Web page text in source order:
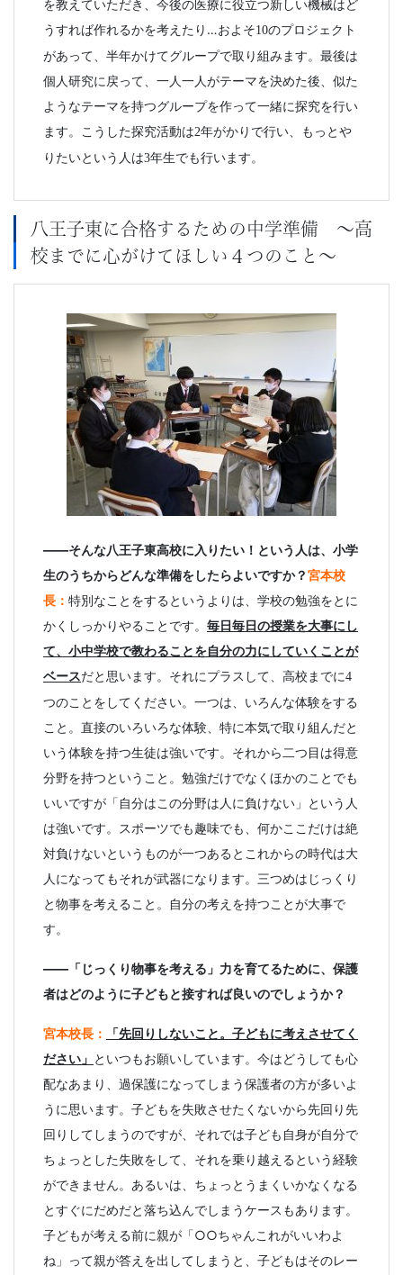
を教えていただき、今後の医療に役立つ新しい機械はど
うすれば作れるかを考えたり…およそ10のプロジェクト
があって、半年かけてグループで取り組みます。最後は
個人研究に戻って、一人一人がテーマを決めた後、似た
ようなテーマを持つグループを作って一緒に探究を行い
ます。こうした探究活動は2年がかりで行い、もっとや
りたいという人は3年生でも行います。
八王子東に合格するための中学準備 ～高
校までに心がけてほしい４つのこと～
――そんな八王子東高校に入りたい！という人は、小学
生のうちからどんな準備をしたらよいですか？宮本校
長： 特別なことをするというよりは、学校の勉強をとに
かくしっかりやることです。 毎日毎日の授業を大事にし
て、小中学校で教わることを自分の力にしていくことが
ベースだと思います。それにプラスして、高校までに4
つのことをしてください。一つは、いろんな体験をする
こと。直接のいろいろな体験、特に本気で取り組んだと
いう体験を持つ生徒は強いです。それから二つ目は得意
分野を持つということ。勉強だけでなくほかのことでも
いいですが「自分はこの分野は人に負けない」という人
は強いです。スポーツでも趣味でも、何かここだけは絶
対負けないというものが一つあるとこれからの時代は大
人になってもそれが武器になります。三つめはじっくり
と物事を考えること。自分の考えを持つことが大事で
す。
――「じっくり物事を考える」力を育てるために、保護
者はどのように子どもと接すれば良いのでしょうか？
宮本校長： 「先回りしないこ と。子どもに考えさせてく
ださい」 といつもお願いしています。今はどうしても心
配なあまり、過保護になってしまう保護者の方が多いよ
うに思います。子どもを失敗させたくないから先回り先
回りしてしまうのですが、それでは子ども自身が自分で
ちょっとした失敗をして、それを乗り越えるという経験
ができません。あるいは、ちょっとうまくいかなくなる
とすぐにだめだと落ち込んでしまうケースもあります。
子どもが考える前に親が「○○ちゃんこれがいいわよ
ね」って親が答えを出してしまうと、子どもはそのレー